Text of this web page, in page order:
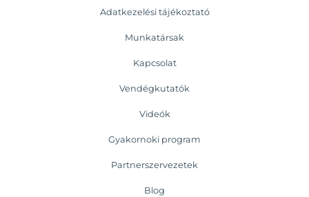
Adatkezelési tájékoztató
Munkatársak
Kapcsolat
Vendégkutatók
Videók
Gyakornoki program
Partnerszervezetek
Blog